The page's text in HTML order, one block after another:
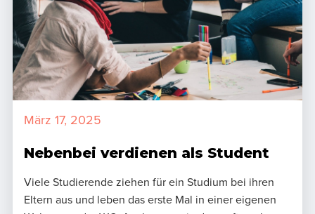
März 17, 2025
Nebenbei verdienen als Student
Viele Studierende ziehen für ein Studium bei ihren
Eltern aus und leben das erste Mal in einer eigenen